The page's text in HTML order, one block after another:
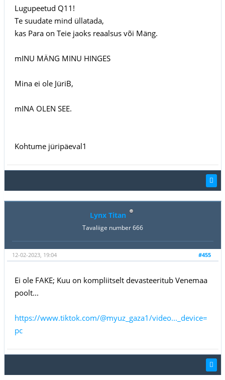
Lugupeetud Q11!
Te suudate mind üllatada,
kas Para on Teie jaoks reaalsus või Mäng.
mINU MÄNG MINU HINGES
Mina ei ole JüriB,
mINA OLEN SEE.
Kohtume jüripäeval1
Lynx Titan
Tavaliige number 666
#455
12-02-2023, 19:04
Ei ole FAKE; Kuu on kompliitselt devasteeritub Venemaa
poolt...
https://www.tiktok.com/@myuz_gaza1/video..._device=
pc